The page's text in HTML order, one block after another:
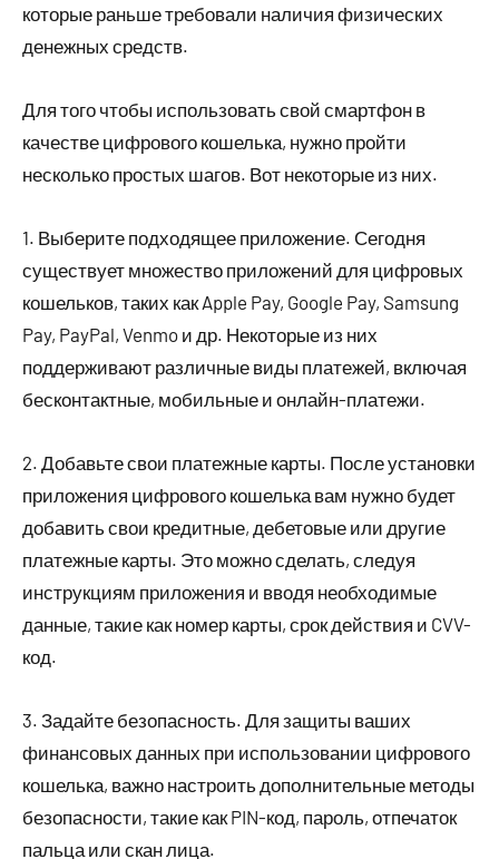
которые раньше требовали наличия физических
денежных средств.
Для того чтобы использовать свой смартфон в
качестве цифрового кошелька, нужно пройти
несколько простых шагов. Вот некоторые из них.
1. Выберите подходящее приложение. Сегодня
существует множество приложений для цифровых
кошельков, таких как Apple Pay, Google Pay, Samsung
Pay, PayPal, Venmo и др. Некоторые из них
поддерживают различные виды платежей, включая
бесконтактные, мобильные и онлайн-платежи.
2. Добавьте свои платежные карты. После установки
приложения цифрового кошелька вам нужно будет
добавить свои кредитные, дебетовые или другие
платежные карты. Это можно сделать, следуя
инструкциям приложения и вводя необходимые
данные, такие как номер карты, срок действия и CVV-
код.
3. Задайте безопасность. Для защиты ваших
финансовых данных при использовании цифрового
кошелька, важно настроить дополнительные методы
безопасности, такие как PIN-код, пароль, отпечаток
пальца или скан лица.